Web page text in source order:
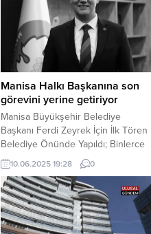
Manisa Halkı Başkanına son
görevini yerine getiriyor
Manisa Büyükşehir Belediye
Başkanı Ferdi Zeyrek İçin İlk Tören
Belediye Önünde Yapıldı; Binlerce
Vatandaş Sevilen Başkanı Son
Yolculuğuna Uğurladı. Manisa Celal
Bayar Üniversitesi Hafsa Sultan
Hastanesi’nde yaşamını yitiren
Manisa Büyükşehir Belediye
Başkanı Ferdi Zeyrek için, bugün
10.06.2025 19:28 0